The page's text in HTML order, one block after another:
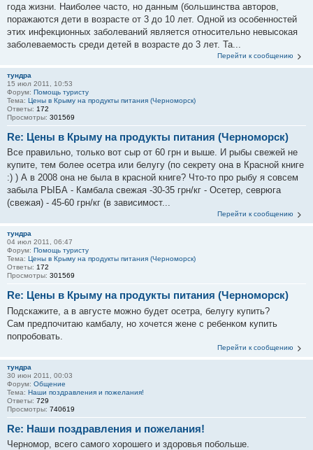
года жизни. Наиболее часто, но данным (большинства авторов,
поражаются дети в возрасте от 3 до 10 лет. Одной из особенностей
этих инфекционных заболеваний является относительно невысокая
заболеваемость среди детей в возрасте до 3 лет. Та...
Перейти к сообщению
тундра
15 июл 2011, 10:53
Форум: Помощь туристу
Тема: Цены в Крыму на продукты питания (Черноморск)
Ответы: 172
Просмотры: 301569
Re: Цены в Крыму на продукты питания (Черноморск)
Все правильно, только вот сыр от 60 грн и выше. И рыбы свежей не
купите, тем более осетра или белугу (по секрету она в Красной книге
:) ) А в 2008 она не была в красной книге? Что-то про рыбу я совсем
забыла РЫБА - Камбала свежая -30-35 грн/кг - Осетер, севрюга
(свежая) - 45-60 грн/кг (в зависимост...
Перейти к сообщению
тундра
04 июл 2011, 06:47
Форум: Помощь туристу
Тема: Цены в Крыму на продукты питания (Черноморск)
Ответы: 172
Просмотры: 301569
Re: Цены в Крыму на продукты питания (Черноморск)
Подскажите, а в августе можно будет осетра, белугу купить?
Сам предпочитаю камбалу, но хочется жене с ребенком купить
попробовать.
Перейти к сообщению
тундра
30 июн 2011, 00:03
Форум: Общение
Тема: Наши поздравления и пожелания!
Ответы: 729
Просмотры: 740619
Re: Наши поздравления и пожелания!
Черномор, всего самого хорошего и здоровья побольше.